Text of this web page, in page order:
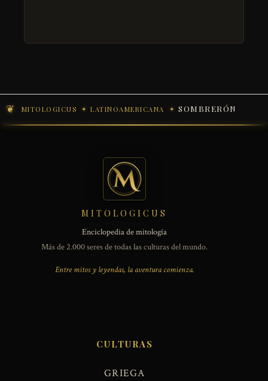
MITOLOGICUS LATINOAMERICANA SOMBRERÓN
MITOLOGICUS
Enciclopedia de mitología
Más de 2.000 seres de todas las culturas del mundo.
Entre mitos y leyendas, la aventura comienza.
CULTURAS
GRIEGA